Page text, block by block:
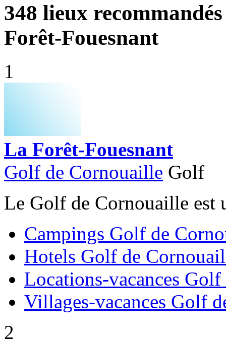
348 lieux
Forêt-Fouesnant
1
La Forêt-Fouesnant
Golf de Cornouaille Golf
Le Golf de Cornouaille est
Campings Golf de
Hotels Golf de
Locations-vacances
Villages-vacances Golf
2